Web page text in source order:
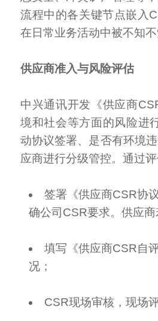
流程中的各关键节点嵌入
在日常业务活动中被不知
供应商准入与风险评估
中兴通讯开发《供应商
境和社会等方面的风险进
动协议签署、是否有环境
应商进行分级管控。通过
签署《供应商CSR协
确公司CSR要求。供应
填写《供应商CSR自
况；
CSR现场审核，现场